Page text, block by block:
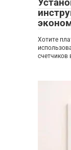
Хотите
счетчиков